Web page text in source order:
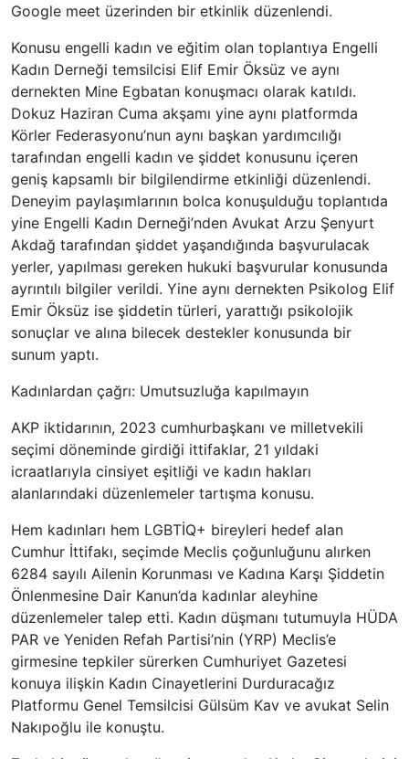
Google meet üzerinden bir etkinlik düzenlendi.
Konusu engelli kadın ve eğitim olan toplantıya Engelli
Kadın Derneği temsilcisi Elif Emir Öksüz ve aynı
dernekten Mine Egbatan konuşmacı olarak katıldı.
Dokuz Haziran Cuma akşamı yine aynı platformda
Körler Federasyonu’nun aynı başkan yardımcılığı
tarafından engelli kadın ve şiddet konusunu içeren
geniş kapsamlı bir bilgilendirme etkinliği düzenlendi.
Deneyim paylaşımlarının bolca konuşulduğu toplantıda
yine Engelli Kadın Derneği’nden Avukat Arzu Şenyurt
Akdağ tarafından şiddet yaşandığında başvurulacak
yerler, yapılması gereken hukuki başvurular konusunda
ayrıntılı bilgiler verildi. Yine aynı dernekten Psikolog Elif
Emir Öksüz ise şiddetin türleri, yarattığı psikolojik
sonuçlar ve alına bilecek destekler konusunda bir
sunum yaptı.
Kadınlardan çağrı: Umutsuzluğa kapılmayın
AKP iktidarının, 2023 cumhurbaşkanı ve milletvekili
seçimi döneminde girdiği ittifaklar, 21 yıldaki
icraatlarıyla cinsiyet eşitliği ve kadın hakları
alanlarındaki düzenlemeler tartışma konusu.
Hem kadınları hem LGBTİQ+ bireyleri hedef alan
Cumhur İttifakı, seçimde Meclis çoğunluğunu alırken
6284 sayılı Ailenin Korunması ve Kadına Karşı Şiddetin
Önlenmesine Dair Kanun’da kadınlar aleyhine
düzenlemeler talep etti. Kadın düşmanı tutumuyla HÜDA
PAR ve Yeniden Refah Partisi’nin (YRP) Meclis’e
girmesine tepkiler sürerken Cumhuriyet Gazetesi
konuya ilişkin Kadın Cinayetlerini Durduracağız
Platformu Genel Temsilcisi Gülsüm Kav ve avukat Selin
Nakıpoğlu ile konuştu.